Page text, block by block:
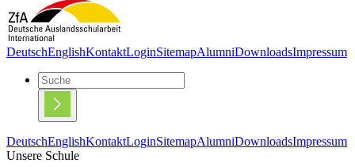
DeutschEnglishKontaktLoginSitemapAlumniDownloadsImpressum
DeutschEnglishKontaktLoginSitemapAlumniDownloadsImpressum
Unsere Schule